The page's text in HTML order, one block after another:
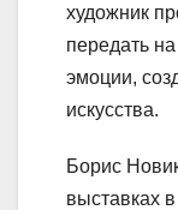
художник
передать
эмоции,
искусства.
Борис
выставках